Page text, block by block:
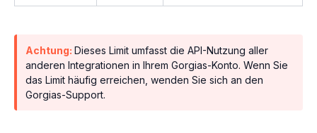
Achtung: Dieses Limit umfasst die API-Nutzung aller
anderen Integrationen in Ihrem Gorgias-Konto. Wenn Sie
das Limit häufig erreichen, wenden Sie sich an den
Gorgias-Support.